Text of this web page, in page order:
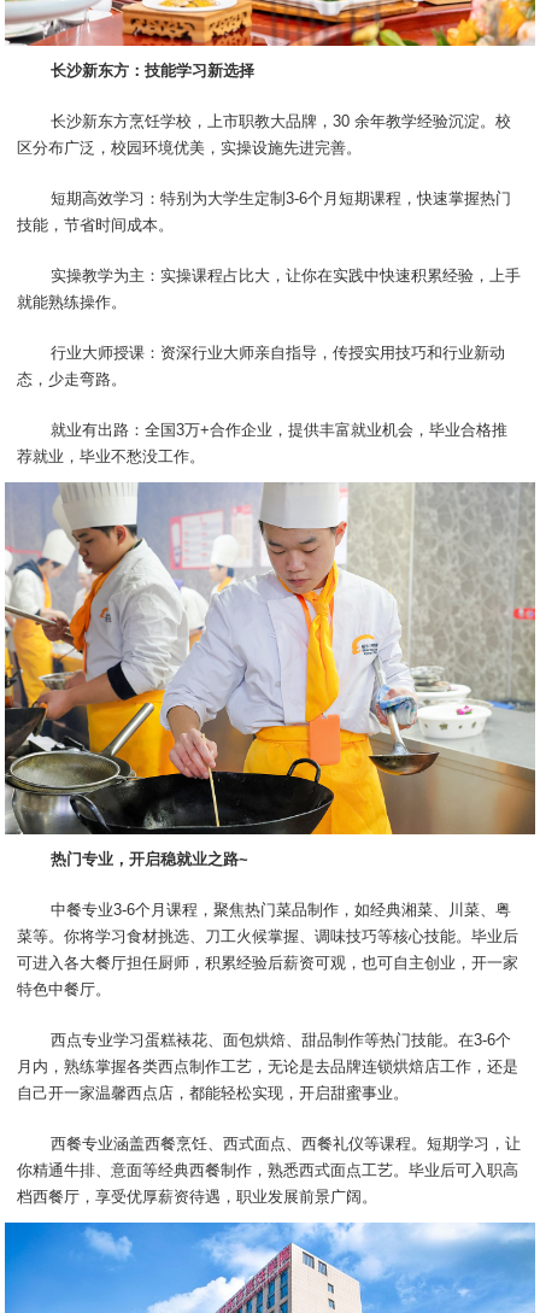
长沙新东方：技能学习新选择
长沙新东方烹饪学校，上市职教大品牌，30 余年教学经验沉淀。校
区分布广泛，校园环境优美，实操设施先进完善。
短期高效学习：特别为大学生定制3-6个月短期课程，快速掌握热门
技能，节省时间成本。
实操教学为主：实操课程占比大，让你在实践中快速积累经验，上手
就能熟练操作。
行业大师授课：资深行业大师亲自指导，传授实用技巧和行业新动
态，少走弯路。
就业有出路：全国3万+合作企业，提供丰富就业机会，毕业合格推
荐就业，毕业不愁没工作。
热门专业，开启稳就业之路~
中餐专业3-6个月课程，聚焦热门菜品制作，如经典湘菜、川菜、粤
菜等。你将学习食材挑选、刀工火候掌握、调味技巧等核心技能。毕业后
可进入各大餐厅担任厨师，积累经验后薪资可观，也可自主创业，开一家
特色中餐厅。
西点专业学习蛋糕裱花、面包烘焙、甜品制作等热门技能。在3-6个
月内，熟练掌握各类西点制作工艺，无论是去品牌连锁烘焙店工作，还是
自己开一家温馨西点店，都能轻松实现，开启甜蜜事业。
西餐专业涵盖西餐烹饪、西式面点、西餐礼仪等课程。短期学习，让
你精通牛排、意面等经典西餐制作，熟悉西式面点工艺。毕业后可入职高
档西餐厅，享受优厚薪资待遇，职业发展前景广阔。